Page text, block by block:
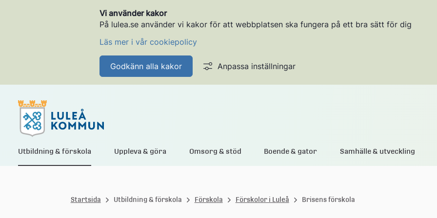
Vi använder kakor
På lulea.se använder vi kakor för att webbplatsen ska fungera på ett bra sätt för dig
Läs mer i vår cookiepolicy
Godkänn alla kakor Anpassa inställningar
L
Utbildning & förskola Uppleva & göra Omsorg & stöd Boende & gator Samhälle & utveckling
Startsida Utbildning & förskola Förskola Förskolor i Luleå Brisens förskola